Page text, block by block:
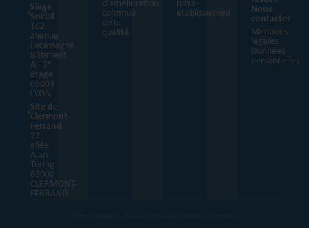
Siège
Social
162
avenue
Lacassagne
Bâtiment
A - 7e
étage
69003
LYON
Site de
Clermont-
Ferrand
22
allée
Alan
Turing
63000
CLERMONT-
FERRAND
d’amélioration
continue
de la
qualité
Intra-
établissement
Nous
contacter
Mentions
légales
Données
personnelles